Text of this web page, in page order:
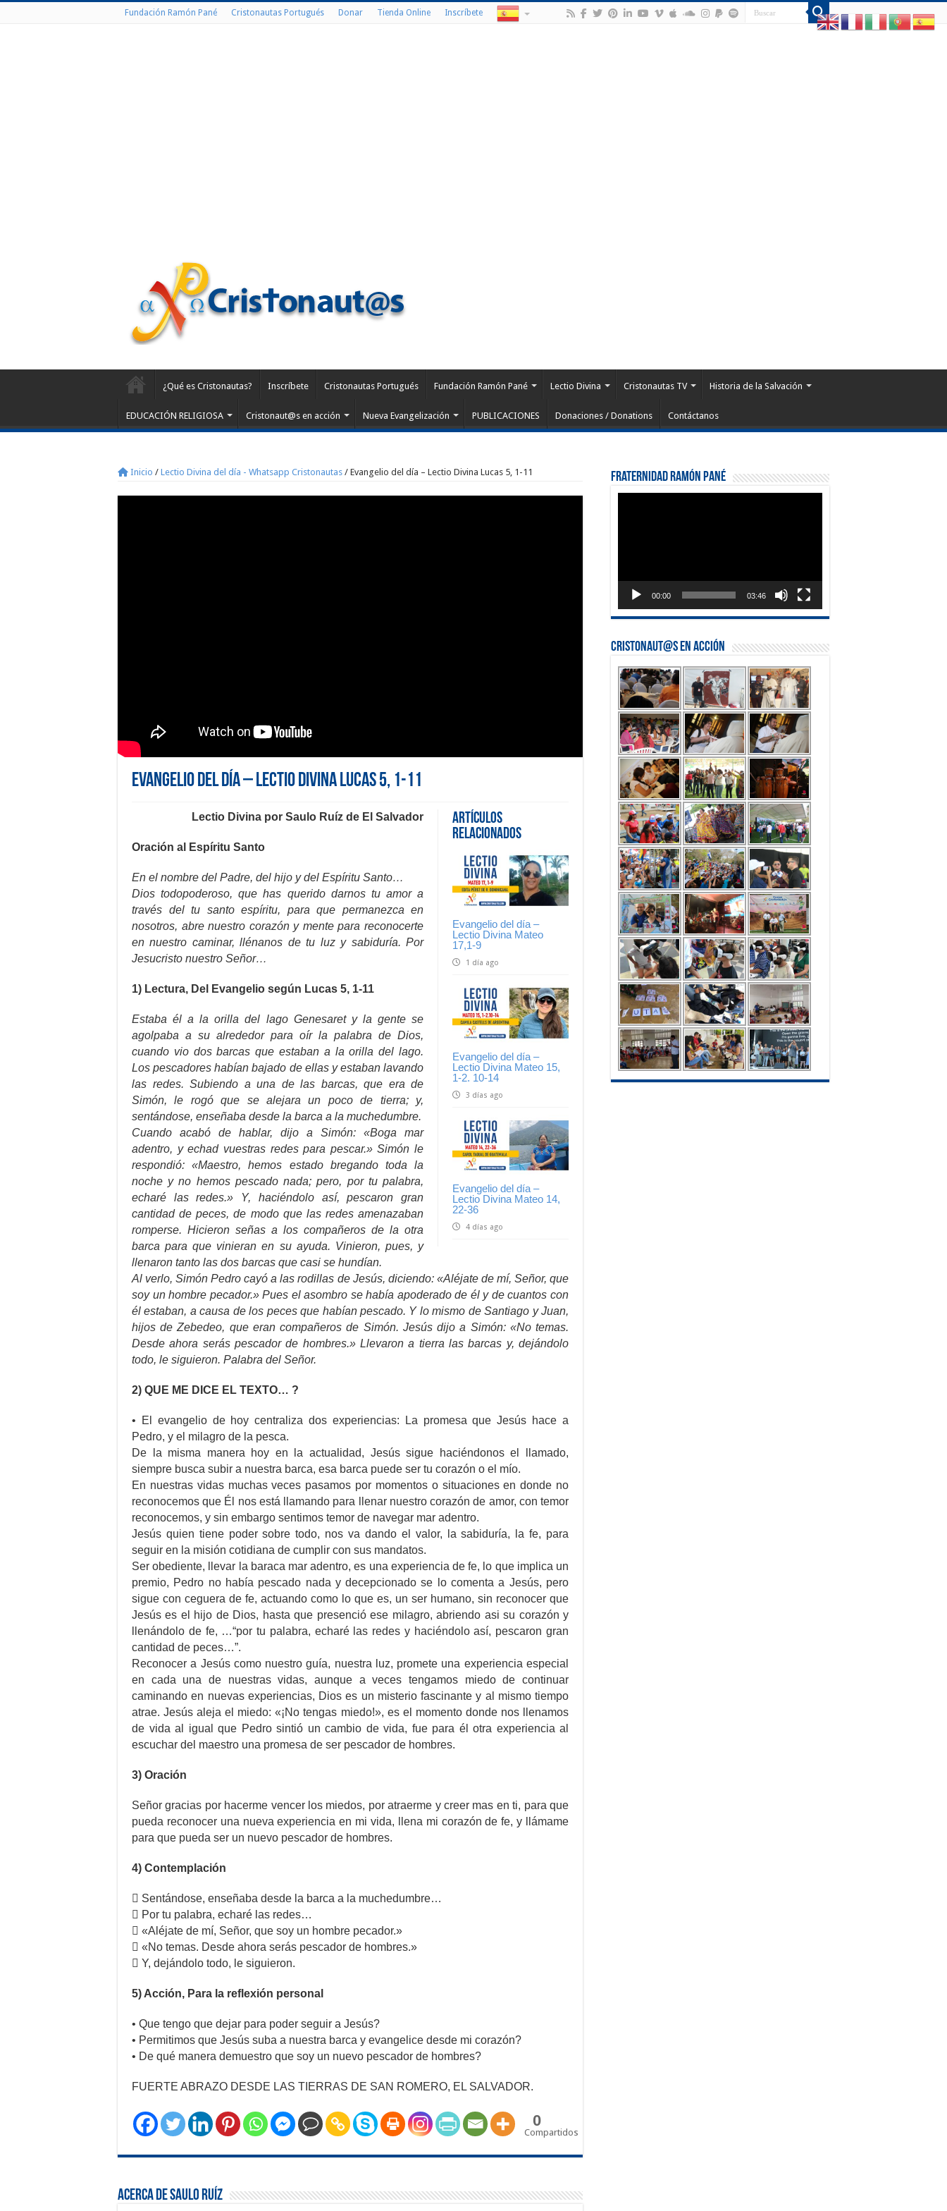
Fundación Ramón Pané Cristonautas Portugués Donar Tienda Online Inscríbete
¿Qué es Cristonautas? Inscríbete Cristonautas Portugués Fundación Ramón Pané Lectio Divina Cristonautas TV Historia de la Salvación
EDUCACIÓN RELIGIOSA Cristonaut@s en acción Nueva Evangelización PUBLICACIONES Donaciones / Donations Contáctanos
Inicio / Lectio Divina del día - Whatsapp Cristonautas / Evangelio del día – Lectio Divina Lucas 5, 1-11
Evangelio del día – Lectio Divina Lucas 5, 1-11
Artículos
Relacionados
Evangelio del día –
Lectio Divina Mateo
17,1-9
1 día ago
Evangelio del día –
Lectio Divina Mateo 15,
1-2. 10-14
3 días ago
Evangelio del día –
Lectio Divina Mateo 14,
22-36
4 días ago
Lectio Divina por Saulo Ruíz de El Salvador
Oración al Espíritu Santo
En el nombre del Padre, del hijo y del Espíritu Santo…
Dios todopoderoso, que has querido darnos tu amor a
través del tu santo espíritu, para que permanezca en
nosotros, abre nuestro corazón y mente para reconocerte
en nuestro caminar, llénanos de tu luz y sabiduría. Por
Jesucristo nuestro Señor…
1) Lectura, Del Evangelio según Lucas 5, 1-11
Estaba él a la orilla del lago Genesaret y la gente se
agolpaba a su alrededor para oír la palabra de Dios,
cuando vio dos barcas que estaban a la orilla del lago.
Los pescadores habían bajado de ellas y estaban lavando
las redes. Subiendo a una de las barcas, que era de
Simón, le rogó que se alejara un poco de tierra; y,
sentándose, enseñaba desde la barca a la muchedumbre.
Cuando acabó de hablar, dijo a Simón: «Boga mar
adentro, y echad vuestras redes para pescar.» Simón le
respondió: «Maestro, hemos estado bregando toda la
noche y no hemos pescado nada; pero, por tu palabra,
echaré las redes.» Y, haciéndolo así, pescaron gran
cantidad de peces, de modo que las redes amenazaban
romperse. Hicieron señas a los compañeros de la otra
barca para que vinieran en su ayuda. Vinieron, pues, y
llenaron tanto las dos barcas que casi se hundían.
Al verlo, Simón Pedro cayó a las rodillas de Jesús, diciendo: «Aléjate de mí, Señor, que
soy un hombre pecador.» Pues el asombro se había apoderado de él y de cuantos con
él estaban, a causa de los peces que habían pescado. Y lo mismo de Santiago y Juan,
hijos de Zebedeo, que eran compañeros de Simón. Jesús dijo a Simón: «No temas.
Desde ahora serás pescador de hombres.» Llevaron a tierra las barcas y, dejándolo
todo, le siguieron. Palabra del Señor.
2) QUE ME DICE EL TEXTO… ?
• El evangelio de hoy centraliza dos experiencias: La promesa que Jesús hace a
Pedro, y el milagro de la pesca.
De la misma manera hoy en la actualidad, Jesús sigue haciéndonos el llamado,
siempre busca subir a nuestra barca, esa barca puede ser tu corazón o el mío.
En nuestras vidas muchas veces pasamos por momentos o situaciones en donde no
reconocemos que Él nos está llamando para llenar nuestro corazón de amor, con temor
reconocemos, y sin embargo sentimos temor de navegar mar adentro.
Jesús quien tiene poder sobre todo, nos va dando el valor, la sabiduría, la fe, para
seguir en la misión cotidiana de cumplir con sus mandatos.
Ser obediente, llevar la baraca mar adentro, es una experiencia de fe, lo que implica un
premio, Pedro no había pescado nada y decepcionado se lo comenta a Jesús, pero
sigue con ceguera de fe, actuando como lo que es, un ser humano, sin reconocer que
Jesús es el hijo de Dios, hasta que presenció ese milagro, abriendo asi su corazón y
llenándolo de fe, …“por tu palabra, echaré las redes y haciéndolo así, pescaron gran
cantidad de peces…”.
Reconocer a Jesús como nuestro guía, nuestra luz, promete una experiencia especial
en cada una de nuestras vidas, aunque a veces tengamos miedo de continuar
caminando en nuevas experiencias, Dios es un misterio fascinante y al mismo tiempo
atrae. Jesús aleja el miedo: «¡No tengas miedo!», es el momento donde nos llenamos
de vida al igual que Pedro sintió un cambio de vida, fue para él otra experiencia al
escuchar del maestro una promesa de ser pescador de hombres.
3) Oración
Señor gracias por hacerme vencer los miedos, por atraerme y creer mas en ti, para que
pueda reconocer una nueva experiencia en mi vida, llena mi corazón de fe, y llámame
para que pueda ser un nuevo pescador de hombres.
4) Contemplación
 Sentándose, enseñaba desde la barca a la muchedumbre…
 Por tu palabra, echaré las redes…
 «Aléjate de mí, Señor, que soy un hombre pecador.»
 «No temas. Desde ahora serás pescador de hombres.»
 Y, dejándolo todo, le siguieron.
5) Acción, Para la reflexión personal
• Que tengo que dejar para poder seguir a Jesús?
• Permitimos que Jesús suba a nuestra barca y evangelice desde mi corazón?
• De qué manera demuestro que soy un nuevo pescador de hombres?
FUERTE ABRAZO DESDE LAS TIERRAS DE SAN ROMERO, EL SALVADOR.
0
Compartidos
Acerca de Saulo Ruíz
Fraternidad Ramón Pané
00:00 03:46
Cristonaut@s en Acción